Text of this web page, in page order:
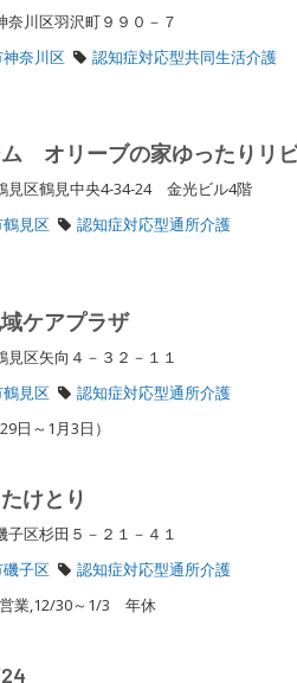
奈川区羽沢町９９０－７
奈川区
認知症対応型共同生活介護
オリーブの家ゆったりリ
見区鶴見中央4-34-24 金光ビル4階
見区
認知症対応型通所介護
ケアプラザ
見区矢向４－３２－１１
見区
認知症対応型通所介護
日～1月3日）
けとり
子区杉田５－２１－４１
子区
認知症対応型通所介護
業,12/30～1/3 年休